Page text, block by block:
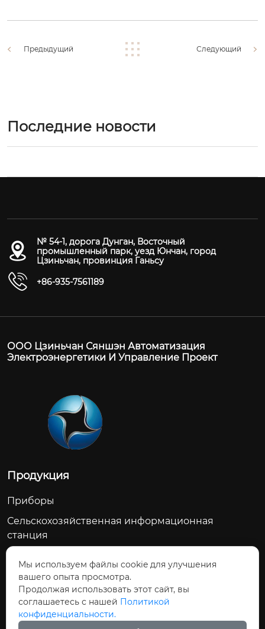
Предыдущий Следующий
Последние новости
№ 54-1, дорога Дунган, Восточный
промышленный парк, уезд Юнчан, город
Цзиньчан, провинция Ганьсу
+86-935-7561189
ООО Цзиньчан Сяншэн Автоматизация
Электроэнергетики И Управление Проект
Продукция
Приборы
Сельскохозяйственная информационная
станция
Сельскохозяйственное водосберегающее
оборудование
Модуль дозирования управления
Мы используем файлы cookie для улучшения
вашего опыта просмотра.
Продолжая использовать этот сайт, вы
соглашаетесь с нашей Политикой
конфиденциальности.